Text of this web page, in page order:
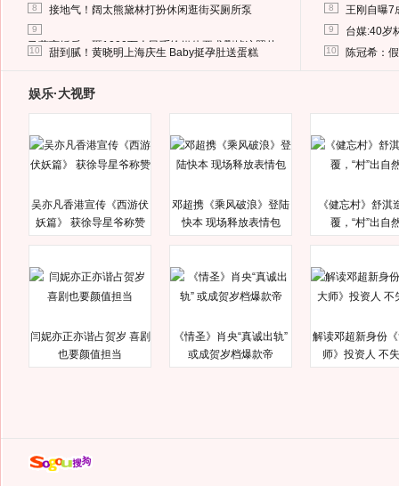
8 接地气！阔太熊黛林打扮休闲逛街买厕所泵
9
马蓉离婚后，砸1000万人民币给媒体要求删掉这照片
10 甜到腻！黄晓明上海庆生 Baby挺孕肚送蛋糕
8 王刚自曝7
9 台媒:40岁
10 陈冠希：
娱乐·大视野
吴亦凡香港宣传《西游伏
妖篇》 获徐导星爷称赞
邓超携《乘风破浪》登陆
快本 现场释放表情包
《健忘村》舒淇
覆，“村”出自
闫妮亦正亦谐占贺岁 喜剧
也要颜值担当
《情圣》肖央“真诚出轨”
或成贺岁档爆款帝
解读邓超新身份
师》投资人 不